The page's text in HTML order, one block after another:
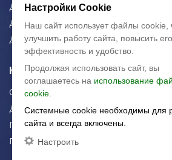
Для дома/офиса
Для МОП
Для улицы
Керамическая плитка
Строительная плитка
Для дома/офиса
Плитка для стен
Плитка для пола
Настройки Cookie
Наш сайт использует файлы cookie,
улучшить работу сайта, повысить его
эффективность и удобство.
Продолжая использовать сайт, вы
соглашаетесь на использование
cookie.
Системные cookie необходимы для
сайта и всегда включены.
Настроить